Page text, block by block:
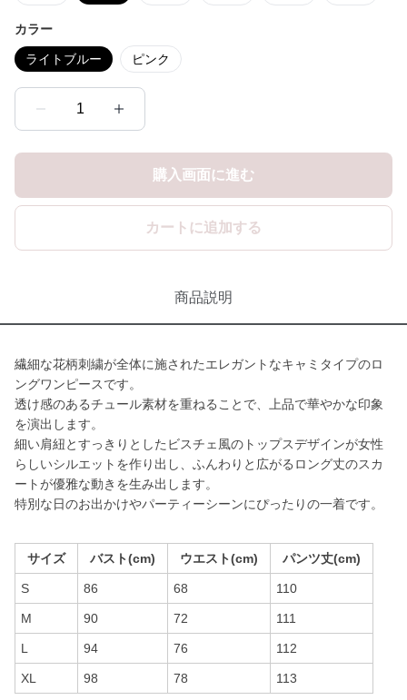
カラー
ライトブルー ピンク
1
購入画面に進む
カートに追加する
商品説明
繊細な花柄刺繍が全体に施されたエレガントなキャミタイプのロ
ングワンピースです。
透け感のあるチュール素材を重ねることで、上品で華やかな印象
を演出します。
細い肩紐とすっきりとしたビスチェ風のトップスデザインが女性
らしいシルエットを作り出し、ふんわりと広がるロング丈のスカ
ートが優雅な動きを生み出します。
特別な日のお出かけやパーティーシーンにぴったりの一着です。
サイズ バスト(cm) ウエスト(cm) パンツ丈(cm)
S 86 68 110
M 90 72 111
L 94 76 112
XL 98 78 113